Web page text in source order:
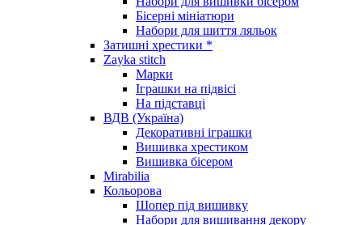
Бісерні мініатюри
Набори для шиття ляльок
Затишні хрестики *
Zayka stitch
Марки
Іграшки на підвісі
На підставці
ВДВ (Україна)
Декоративні іграшки
Вишивка хрестиком
Вишивка бісером
Mirabilia
Кольорова
Шопер під вишивку
Набори для вишивання декору